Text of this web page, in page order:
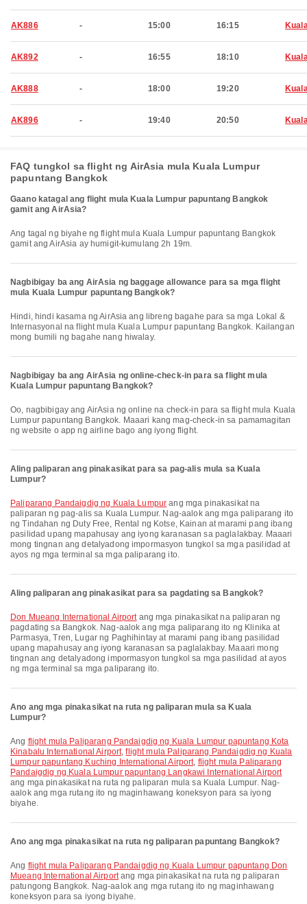
AK886 - 15:00 16:15
AK892 - 16:55 18:10
AK888 - 18:00 19:20
AK896 - 19:40 20:50
FAQ tungkol sa flight ng AirAsia mula Kuala Lumpur
papuntang Bangkok
Gaano katagal ang flight mula Kuala Lumpur papuntang Bangkok
gamit ang AirAsia?
Ang tagal ng biyahe ng flight mula Kuala Lumpur papuntang Bangkok
gamit ang AirAsia ay humigit-kumulang 2h 19m.
Nagbibigay ba ang AirAsia ng baggage allowance para sa mga flight
mula Kuala Lumpur papuntang Bangkok?
Hindi, hindi kasama ng AirAsia ang libreng bagahe para sa mga Lokal &
Internasyonal na flight mula Kuala Lumpur papuntang Bangkok. Kailangan
mong bumili ng bagahe nang hiwalay.
Nagbibigay ba ang AirAsia ng online-check-in para sa flight mula
Kuala Lumpur papuntang Bangkok?
Oo, nagbibigay ang AirAsia ng online na check-in para sa flight mula Kuala
Lumpur papuntang Bangkok. Maaari kang mag-check-in sa pamamagitan
ng website o app ng airline bago ang iyong flight.
Aling paliparan ang pinakasikat para sa pag-alis mula sa Kuala
Lumpur?
Paliparang Pandaigdig ng Kuala Lumpur ang mga pinakasikat na
paliparan ng pag-alis sa Kuala Lumpur. Nag-aalok ang mga paliparang ito
ng Tindahan ng Duty Free, Rental ng Kotse, Kainan at marami pang ibang
pasilidad upang mapahusay ang iyong karanasan sa paglalakbay. Maaari
mong tingnan ang detalyadong impormasyon tungkol sa mga pasilidad at
ayos ng mga terminal sa mga paliparang ito.
Aling paliparan ang pinakasikat para sa pagdating sa Bangkok?
Don Mueang International Airportang mga pinakasikat na paliparan ng
pagdating sa Bangkok. Nag-aalok ang mga paliparang ito ng Klinika at
Parmasya, Tren, Lugar ng Paghihintay at marami pang ibang pasilidad
upang mapahusay ang iyong karanasan sa paglalakbay. Maaari mong
tingnan ang detalyadong impormasyon tungkol sa mga pasilidad at ayos
ng mga terminal sa mga paliparang ito.
Ano ang mga pinakasikat na ruta ng paliparan mula sa Kuala
Lumpur?
Ang flight mula Paliparang Pandaigdig ng Kuala Lumpur papuntang Kota
Kinabalu International Airport,flight mula Paliparang Pandaigdig ng Kuala
Lumpur papuntang Kuching International Airport, flight mula Paliparang
Pandaigdig ng Kuala Lumpur papuntang Langkawi International Airport
ang mga pinakasikat na ruta ng paliparan mula sa Kuala Lumpur. Nag-
aalok ang mga rutang ito ng maginhawang koneksyon para sa iyong
biyahe.
Ano ang mga pinakasikat na ruta ng paliparan papuntang Bangkok?
Ang flight mula Paliparang Pandaigdig ng Kuala Lumpur papuntang Don
Mueang International Airportang mga pinakasikat na ruta ng paliparan
patungong Bangkok. Nag-aalok ang mga rutang ito ng maginhawang
koneksyon para sa iyong biyahe.